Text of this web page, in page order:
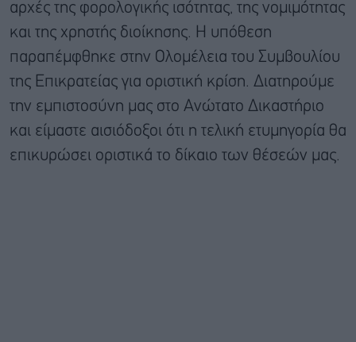
αρχές της φορολογικής ισότητας, της νομιμότητας
και της χρηστής διοίκησης. Η υπόθεση
παραπέμφθηκε στην Ολομέλεια του Συμβουλίου
της Επικρατείας για οριστική κρίση. Διατηρούμε
την εμπιστοσύνη μας στο Ανώτατο Δικαστήριο
και είμαστε αισιόδοξοι ότι η τελική ετυμηγορία θα
επικυρώσει οριστικά το δίκαιο των θέσεών μας.